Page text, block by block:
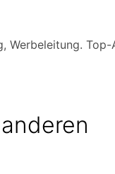
Werbeleitung.